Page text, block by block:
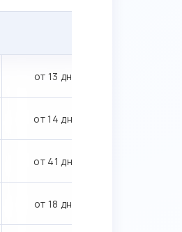
от 13 дн.
от 14 дн.
от 41 дн.
от 18 дн.